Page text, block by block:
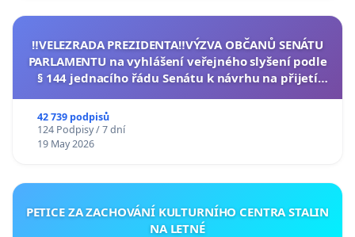
‼️VELEZRADA PREZIDENTA‼️VÝZVA OBČANŮ SENÁTU
PARLAMENTU na vyhlášení veřejného slyšení podle
§ 144 jednacího řádu Senátu k návrhu na přijetí
42 739 podpisů
124 Podpisy / 7 dní
19 May 2026
PETICE ZA ZACHOVÁNÍ KULTURNÍHO CENTRA STALIN
NA LETNÉ